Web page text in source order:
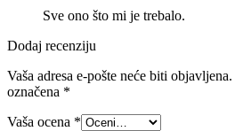
Sve ono što mi je trebalo.
Dodaj recenziju
Vaša adresa e-pošte neće biti objavljena.
označena *
Vaša ocena *